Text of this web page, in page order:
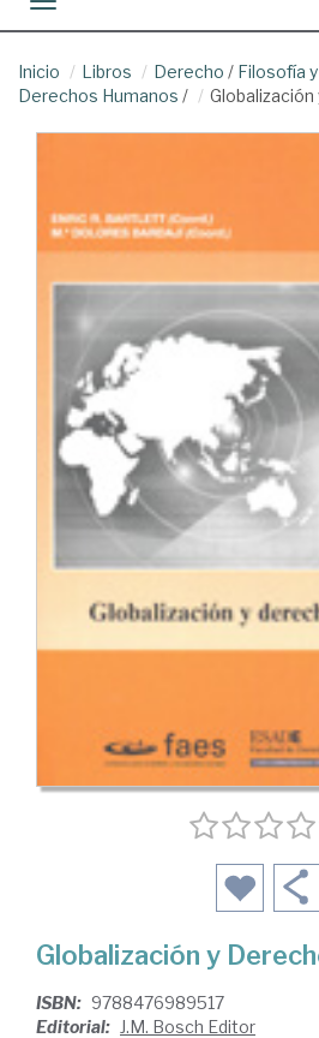
Inicio Libros Derecho / Filosofía
Derechos Humanos /
Globalización y
ISBN: 9788476989517
Editorial: J.M. Bosch Editor